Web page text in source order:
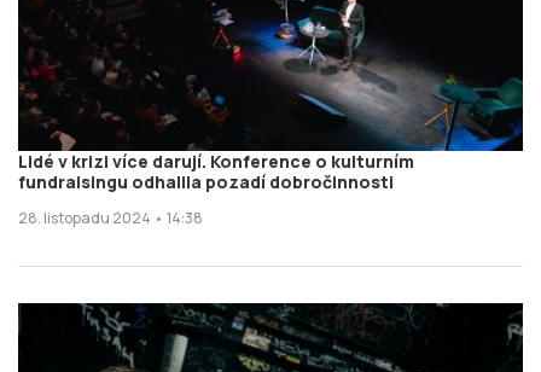
Lidé v krizi více darují. Konference o kulturním
fundraisingu odhalila pozadí dobročinnosti
28. listopadu 2024 • 14:38